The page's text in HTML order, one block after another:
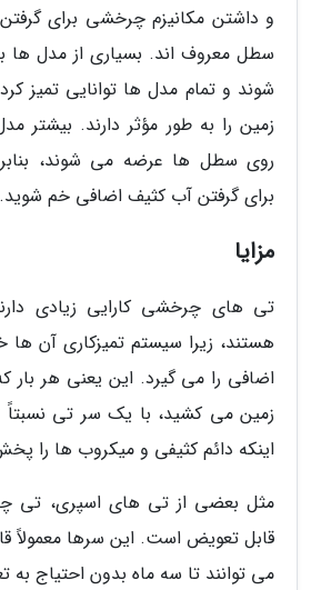
و داشتن مکانیزم چرخشی برای
سطل معروف اند. بسیاری از مدل ها
شوند و تمام مدل ها توانایی تمیز
زمین را به طور مؤثر دارند. بیشتر
روی سطل ها عرضه می شوند،
برای گرفتن آب کثیف اضافی خم شوید.
مزایا
تی های چرخشی کارایی زیادی
هستند، زیرا سیستم تمیزکاری آن
اضافی را می گیرد. این یعنی هر
زمین می کشید، با یک سر تی نسبتاً
اینکه دائم کثیفی و میکروب ها را
مثل بعضی از تی های اسپری، تی
قابل تعویض است. این سرها معمولاً
می توانند تا سه ماه بدون احتیاج